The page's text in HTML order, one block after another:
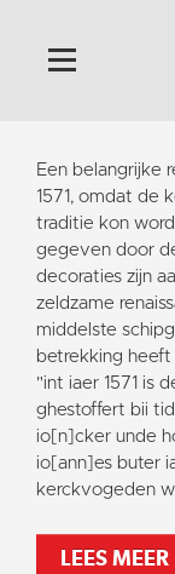
Home
Algemeen
Historie
Omgeving
Activiteiten
Steun ons
Contact
Vaktaal
Een belangrijke
1571, omdat de
traditie kon
gegeven door
decoraties zijn
zeldzame
middelste
betrekking
"int iaer 1571 is
ghestoffert bii
io[n]cker unde
io[ann]es buter
kerckvogeden
LEES MEER